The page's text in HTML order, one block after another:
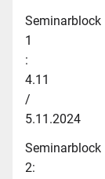
Seminarblock
1
:
4.11
/
5.11.2024
Seminarblock
2: